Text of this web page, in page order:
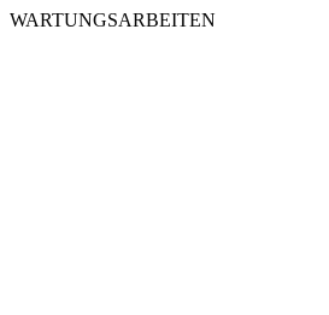
WARTUNGSARBEITEN